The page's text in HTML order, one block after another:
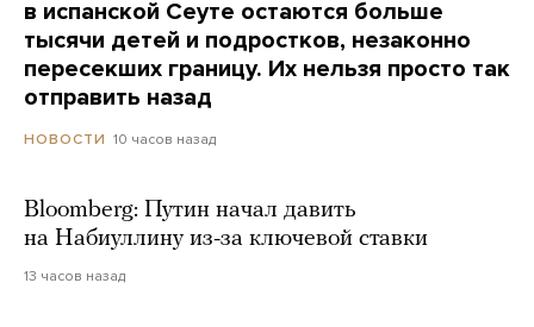
в испанской Сеуте остаются больше
тысячи детей и подростков, незаконно
пересекших границу. Их нельзя просто так
отправить назад
НОВОСТИ 10 часов назад
Bloomberg: Путин начал давить
на Набиуллину из-за ключевой ставки
13 часов назад